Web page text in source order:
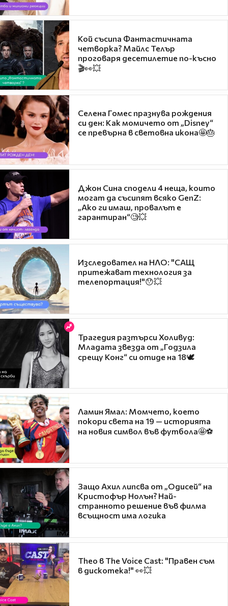
Кой съсипа Фантастичната
четворка? Майлс Телър
проговаря десетилетие по-късно
🎬👀💥
Селена Гомес празнува рождения
си ден: Как момичето от „Disney“
се превърна в световна икона🤩🎂
Джон Сина сподели 4 неща, които
могат да съсипят всяко GenZ:
„Ако ги имаш, провалът е
гарантиран“🧐💥
Изследовател на НЛО: "САЩ
притежават технология за
телепортация!"😯💥
Трагедия разтърси Холивуд:
Младата звезда от „Годзила
срещу Конг“ си отиде на 18🕊️
Ламин Ямал: Момчето, което
покори света на 19 — историята
на новия символ във футбола🤩⚽
Защо Ахил липсва от „Одисей“ на
Кристофър Нолън? Най-
странното решение във филма
всъщност има логика
Theo в The Voice Cast: "Правен съм
в дискотека!" 👀💥